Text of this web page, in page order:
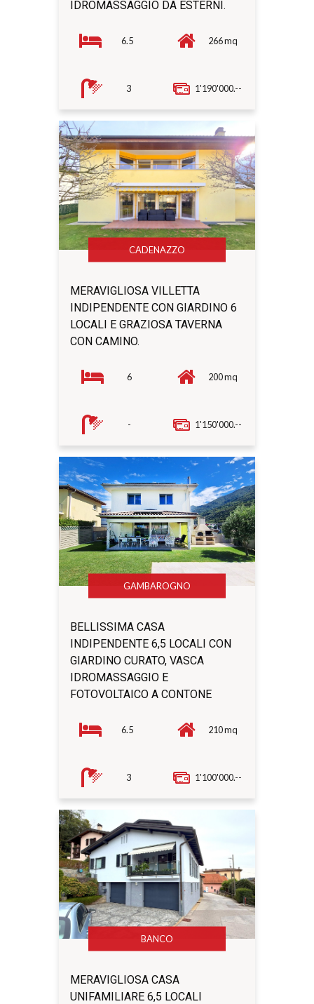
IDROMASSAGGIO DA ESTERNI.
1'190'000.--
6.5 266 mq
3
CADENAZZO
MERAVIGLIOSA VILLETTA
INDIPENDENTE CON GIARDINO 6
LOCALI E GRAZIOSA TAVERNA
CON CAMINO.
1'150'000.--
6 200 mq
-
GAMBAROGNO
BELLISSIMA CASA
INDIPENDENTE 6,5 LOCALI CON
GIARDINO CURATO, VASCA
IDROMASSAGGIO E
FOTOVOLTAICO A CONTONE
1'100'000.--
6.5 210 mq
3
BANCO
MERAVIGLIOSA CASA
UNIFAMILIARE 6,5 LOCALI